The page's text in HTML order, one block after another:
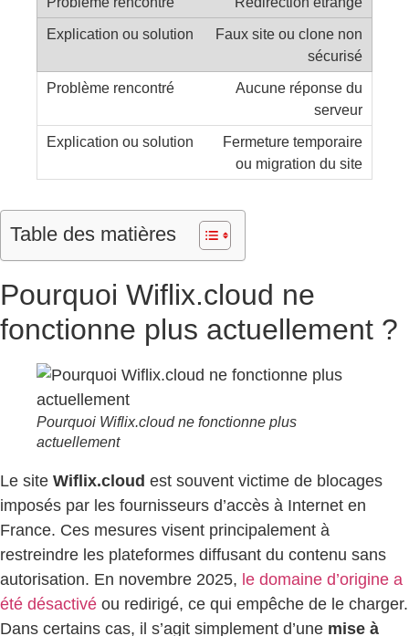
Faux site ou clone non
sécurisé
Aucune réponse du
serveur
Fermeture temporaire
ou migration du site
Table des matières
Pourquoi Wiflix.cloud ne
fonctionne plus actuellement ?
Pourquoi Wiflix.cloud ne fonctionne plus
actuellement
Le site Wiflix.cloud est souvent victime de blocages
imposés par les fournisseurs d’accès à Internet en
France. Ces mesures visent principalement à
restreindre les plateformes diffusant du contenu sans
autorisation. En novembre 2025, le domaine d’origine a
été désactivé ou redirigé, ce qui empêche de le charger.
Dans certains cas, il s’agit simplement d’une mise à